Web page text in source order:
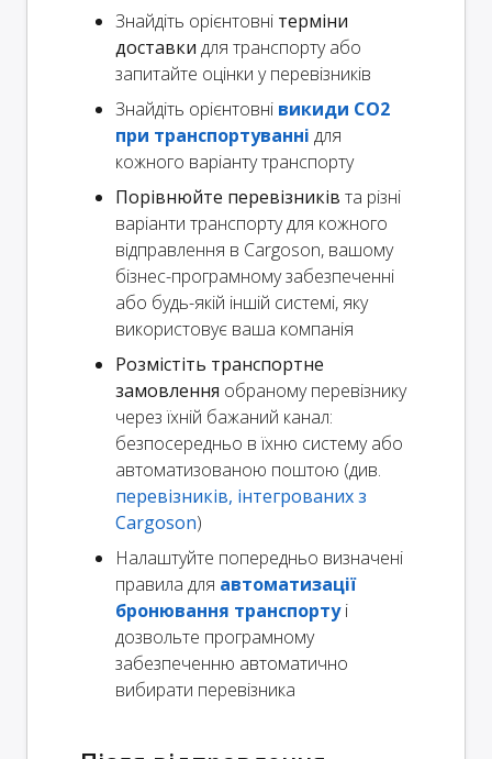
Знайдіть орієнтовні терміни
доставки для транспорту або
запитайте оцінки у перевізників
Знайдіть орієнтовні викиди CO2
при транспортуванні для
кожного варіанту транспорту
Порівнюйте перевізників та різні
варіанти транспорту для кожного
відправлення в Cargoson, вашому
бізнес-програмному забезпеченні
або будь-якій іншій системі, яку
використовує ваша компанія
Розмістіть транспортне
замовлення обраному перевізнику
через їхній бажаний канал:
безпосередньо в їхню систему або
автоматизованою поштою (див.
перевізників, інтегрованих з
Cargoson)
Налаштуйте попередньо визначені
правила для автоматизації
бронювання транспортуі
дозвольте програмному
забезпеченню автоматично
вибирати перевізника